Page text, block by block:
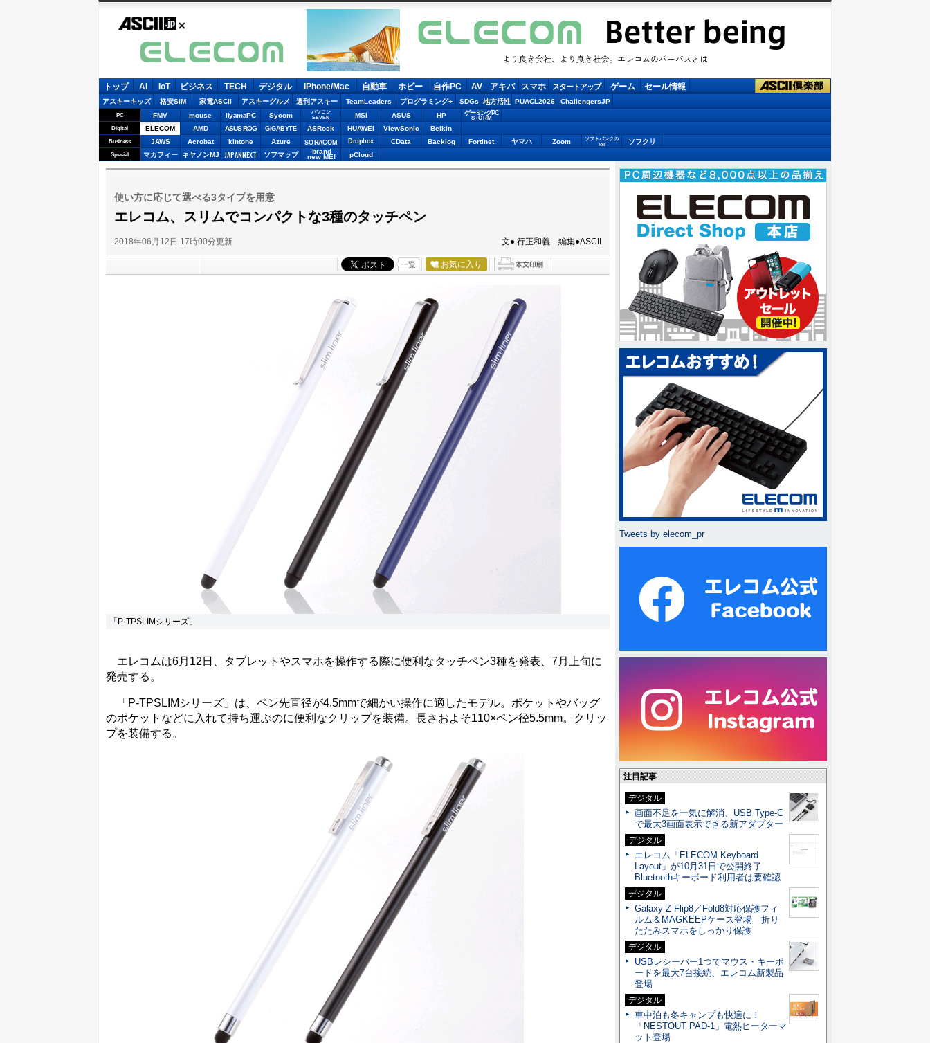
ASCII.jp
ELECOM
トップ AI IoT ビジネス TECH デジタル iPhone/Mac 自動車 ホビー 自作PC AV アキバ スマホ スタートアップ ゲーム セール情報
アスキーキッズ 格安SIM 家電ASCII アスキーグルメ 週刊アスキー TeamLeaders プログラミング+ SDGs 地方活性 PUACL2026 ChallengersJP
PC FMV mouse iiyamaPC Sycom
パソコン
SEVEN
MSI ASUS HP ゲーミングPC
STORM
Digital ELECOM AMD ASUS ROG GIGABYTE ASRock HUAWEI ViewSonic Belkin
Business JAWS Acrobat kintone Azure SORACOM Dropbox CData Backlog Fortinet ヤマハ Zoom
ソフトバンクの
IoT
ソフクリ
Special マカフィー キヤノンMJ JAPANNEXT ソフマップ brand
new ME! pCloud
使い方に応じて選べる3タイプを用意
エレコム、スリムでコンパクトな3種のタッチペン
2018年06月12日 17時00分更新 文● 行正和義 編集●ASCII
一覧 お気に入り
「P-TPSLIMシリーズ」
エレコムは6月12日、タブレットやスマホを操作する際に便利なタッチペン3種を発表、7月上旬に
発売する。
「P-TPSLIMシリーズ」は、ペン先直径が4.5mmで細かい操作に適したモデル。ポケットやバッグ
のポケットなどに入れて持ち運ぶのに便利なクリップを装備。長さおよそ110×ペン径5.5mm。クリッ
プを装備する。
Tweets by elecom_pr
注目記事
デジタル
画面不足を一気に解消、USB Type-C
で最大3画面表示できる新アダプター
デジタル
エレコム「ELECOM Keyboard
Layout」が10月31日で公開終了
Bluetoothキーボード利用者は要確認
デジタル
Galaxy Z Flip8／Fold8対応保護フィ
ルム＆MAGKEEPケース登場 折り
たたみスマホをしっかり保護
デジタル
USBレシーバー1つでマウス・キーボ
ードを最大7台接続、エレコム新製品
登場
デジタル
車中泊も冬キャンプも快適に！
「NESTOUT PAD-1」電熱ヒーターマ
ット登場